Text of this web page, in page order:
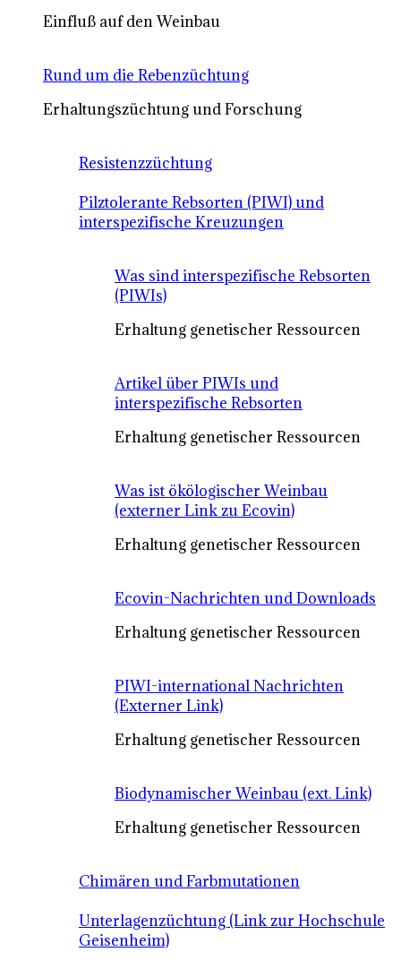
Einfluß auf den Weinbau
Rund um die Rebenzüchtung
Erhaltungszüchtung und Forschung
Resistenzzüchtung
Pilztolerante Rebsorten (PIWI) und
interspezifische Kreuzungen
Was sind interspezifische Rebsorten
(PIWIs)
Erhaltung genetischer Ressourcen
Artikel über PIWIs und
interspezifische Rebsorten
Erhaltung genetischer Ressourcen
Was ist ökölogischer Weinbau
(externer Link zu Ecovin)
Erhaltung genetischer Ressourcen
Ecovin-Nachrichten und Downloads
Erhaltung genetischer Ressourcen
PIWI-international Nachrichten
(Externer Link)
Erhaltung genetischer Ressourcen
Biodynamischer Weinbau (ext. Link)
Erhaltung genetischer Ressourcen
Chimären und Farbmutationen
Unterlagenzüchtung (Link zur Hochschule
Geisenheim)